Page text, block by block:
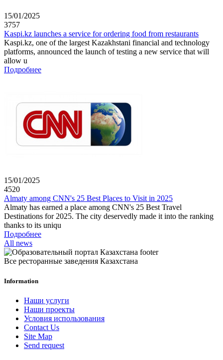
15/01/2025
3757
Kaspi.kz launches a service for ordering food from restaurants
Kaspi.kz, one of the largest Kazakhstani financial and technology
platforms, announced the launch of testing a new service that will
allow u
Подробнее
15/01/2025
4520
Almaty among CNN's 25 Best Places to Visit in 2025
Almaty has earned a place among CNN's 25 Best Travel
Destinations for 2025. The city deservedly made it into the ranking
thanks to its uniqu
Подробнее
All news
Все ресторанные заведения Казахстана
Information
Наши услуги
Наши проекты
Условия использования
Contact Us
Site Map
Send request